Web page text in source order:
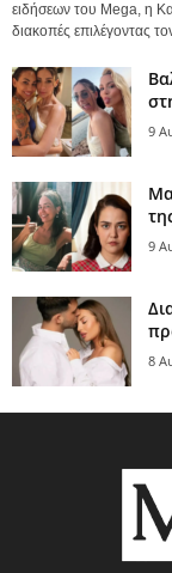
ειδήσεων του Mega, η
διακοπές επιλέγοντας
9
9
8